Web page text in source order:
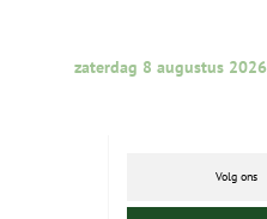
zaterdag 8 augustus 2026
Volg ons